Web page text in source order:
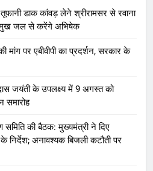
डाक कांवड़ लेने श्रीरामसर से रवाना
जल से करेंगे अभिषेक
पर एबीवीपी का प्रदर्शन, सरकार के
जयंती के उपलक्ष्य में 9 अगस्त को
समारोह
की बैठक: मुख्यमंत्री ने दिए
निर्देश; अनावश्यक बिजली कटौती पर